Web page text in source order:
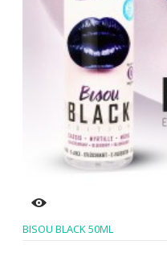
BISOU BLACK 50ML